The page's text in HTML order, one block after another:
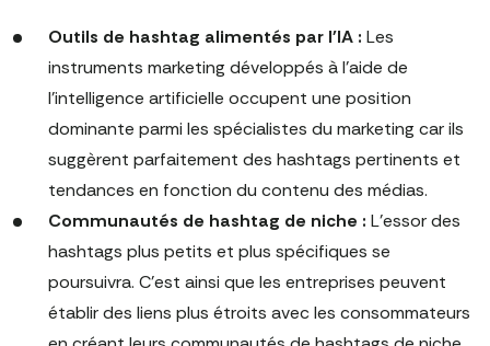
Outils de hashtag alimentés par l'IA : Les
instruments marketing développés à l'aide de
l'intelligence artificielle occupent une position
dominante parmi les spécialistes du marketing car ils
suggèrent parfaitement des hashtags pertinents et
tendances en fonction du contenu des médias.
Communautés de hashtag de niche : L'essor des
hashtags plus petits et plus spécifiques se
poursuivra. C'est ainsi que les entreprises peuvent
établir des liens plus étroits avec les consommateurs